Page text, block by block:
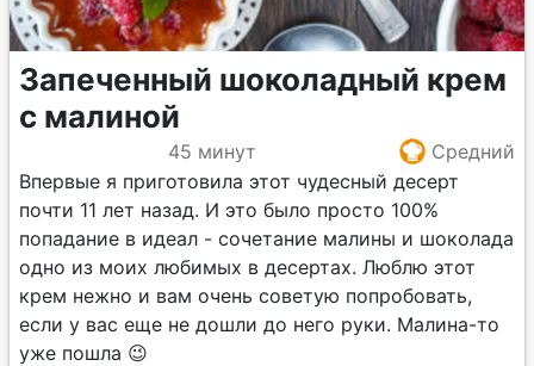
Запеченный шоколадный крем
с малиной
45 минут
Средний
Впервые я приготовила этот чудесный десерт
почти 11 лет назад. И это было просто 100%
попадание в идеал - сочетание малины и шоколада
одно из моих любимых в десертах. Люблю этот
крем нежно и вам очень советую попробовать,
если у вас еще не дошли до него руки. Малина-то
уже пошла 😉